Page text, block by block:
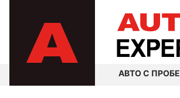
АВТО С